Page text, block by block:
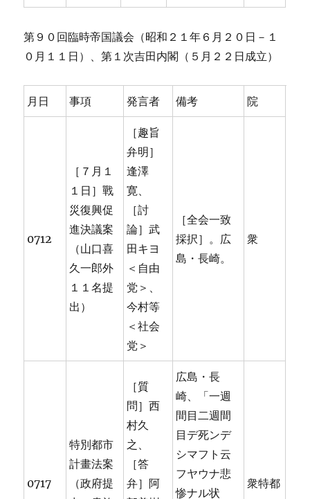
第９０回臨時帝国議会（昭和２１年６月２０日－１
０月１１日）、第１次吉田内閣（５月２２日成立）
月日 事項 発言者 備考 院
0712
［７月１
１日］戰
災復興促
進決議案
（山口喜
久一郎外
１１名提
出）
［趣旨
弁明］
逢澤
寛、
［討
論］武
田キヨ
＜自由
党＞、
今村等
＜社会
党＞
［全会一致
採択］。広
島・長崎。
衆
0717
特別都市
計畫法案
（政府提
［質
問］西
村久
之、
［答
弁］阿
広島・長
崎、「一週
間目二週間
目デ死ンデ
シマフト云
フヤウナ悲
惨ナル状
衆特都